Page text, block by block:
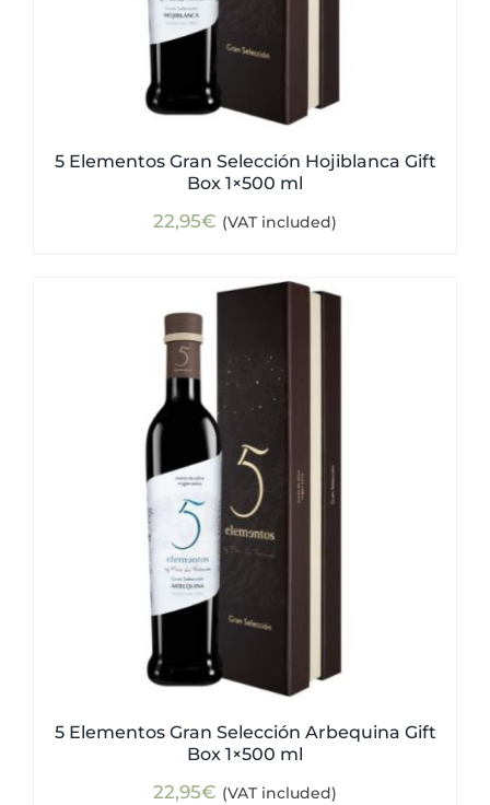
5 Elementos Gran Selección Hojiblanca Gift
Box 1×500 ml
22,95€ (VAT included)
5 Elementos Gran Selección Arbequina Gift
Box 1×500 ml
22,95€ (VAT included)